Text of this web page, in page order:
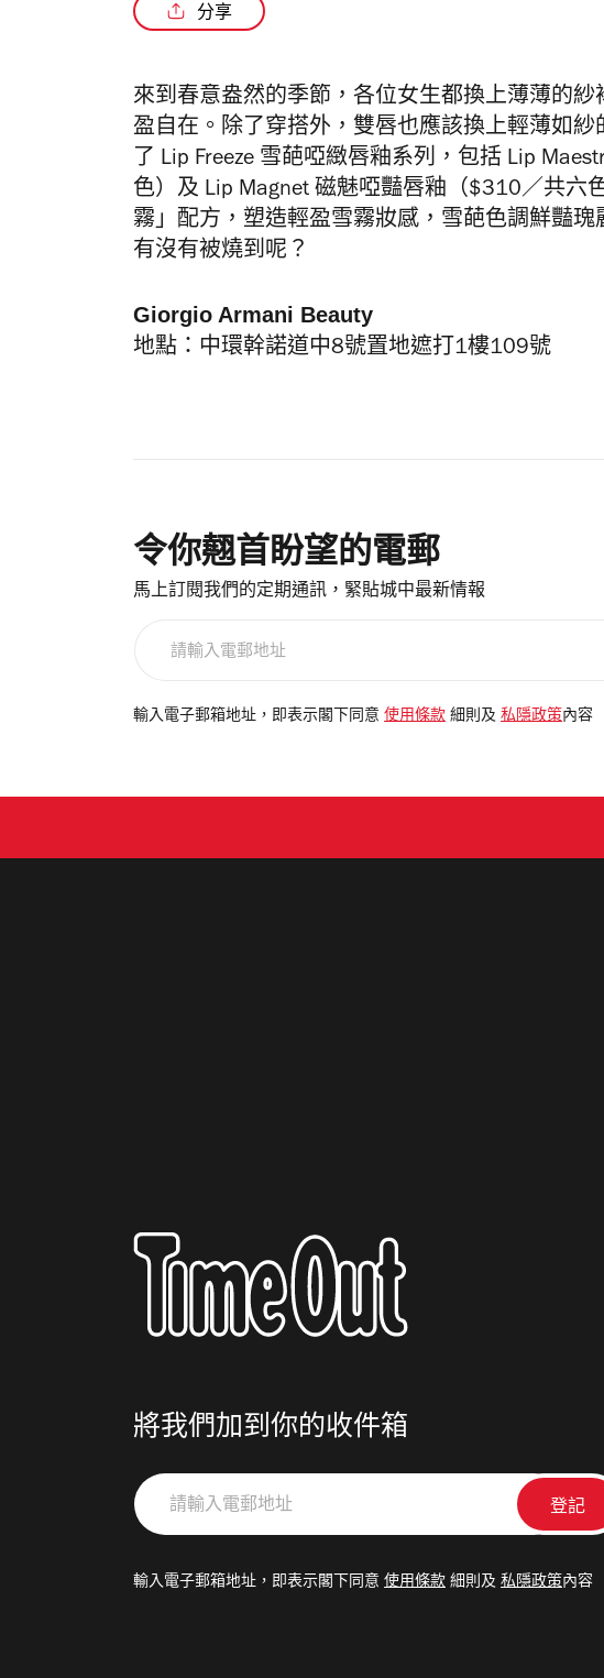
分享
來到春意盎然的季節，各位女生都換上薄薄的
盈自在。除了穿搭外，雙唇也應該換上輕薄如紗
了 Lip Freeze 雪葩啞緻唇釉系列，包括 Lip
色）及 Lip Magnet 磁魅啞豔唇釉（$310／共六
霧」配方，塑造輕盈雪霧妝感，雪葩色調鮮豔
有沒有被燒到呢？
Giorgio Armani Beauty
地點：中環幹諾道中8號置地遮打1樓109號
令你翹首盼望的電郵
馬上訂閱我們的定期通訊，緊貼城中最新情報
電
輸入電子郵箱地址，即表示閣下同意 使用條款 細則及 私隱政策 內容
將我們加到你的收件箱
請
輸
郵
輸入電子郵箱地址，即表示閣下同意 使用條款 細則及 私隱政策內容